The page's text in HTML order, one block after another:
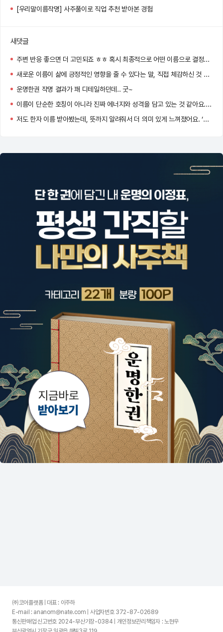
[우리말이름작명] 사주풀이로 직업 추천 받아본 경험
새댓글
주변 반응 좋으면 더 고민되죠 ㅎㅎ 혹시 최종적으로 어떤 이름으로 결정하셨어요?
새로운 이름이 삶에 긍정적인 영향을 줄 수 있다는 말, 직접 체감하신 것 같아요! 멋진 선택 하셨네요 :)
운명한권 작명 결과가 꽤 디테일하던데.. 굿~
이름이 단순한 호칭이 아니라 진짜 에너지와 성격을 담고 있는 것 같아요. 저도 바꿔볼까 고민 중이에요!
저도 한자 이름 받아봤는데, 뜻까지 알려줘서 더 의미 있게 느껴졌어요. ‘정화’ 너무 맑고 고운 이름이네요!
㈜코어플랫폼 | 대표 : 이주하
E-mail : ananom@nate.com | 사업자번호 372-87-02689
통신판매업 신고번호 2024-부산기장-0384 | 개인정보관리책임자 : 노현우